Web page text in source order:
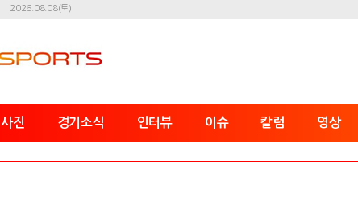
2026.08.08(토)
사진 경기소식 인터뷰 이슈 칼럼 영상